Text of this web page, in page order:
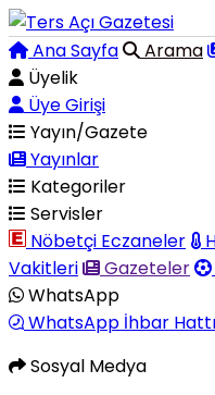
Ana Sayfa Arama
Üyelik
Üye Girişi
Yayın/Gazete
Yayınlar
Kategoriler
Servisler
Nöbetçi Eczaneler
Vakitleri
Gazeteler
WhatsApp
WhatsApp İhbar Hattı
Sosyal Medya